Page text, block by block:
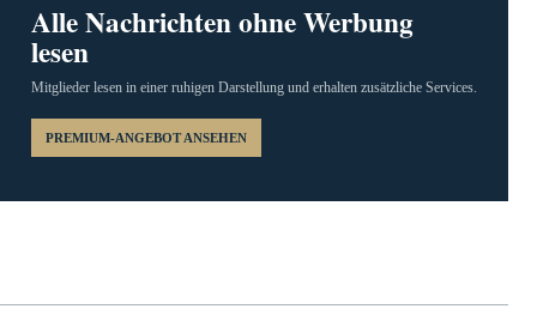
Alle Nachrichten ohne Werbung
lesen
Mitglieder lesen in einer ruhigen Darstellung und erhalten zusätzliche Services.
PREMIUM-ANGEBOT ANSEHEN